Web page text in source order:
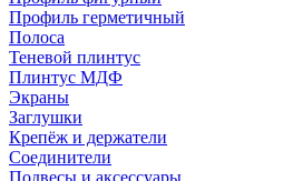
Профиль герметичный
Полоса
Теневой плинтус
Плинтус МДФ
Экраны
Заглушки
Крепёж и держатели
Соединители
Подвесы и аксессуары